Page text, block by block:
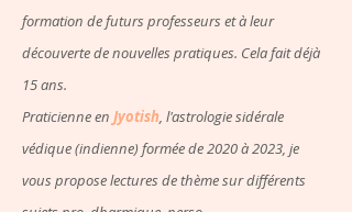
formation de futurs professeurs et à leur
découverte de nouvelles pratiques. Cela fait déjà
15 ans.
Praticienne en Jyotish, l'astrologie sidérale
védique (indienne) formée de 2020 à 2023, je
vous propose lectures de thème sur différents